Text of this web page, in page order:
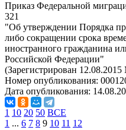
Приказ Федеральной
321
"Об утверждении Порядка
либо сокращении срока
иностранного гражданина
Российской Федерации"
(Зарегистрирован
Номер опубликования:
Дата опубликования:
1 10 20 50 ВСЕ
1 ... 6 7 8 9 10 11 12